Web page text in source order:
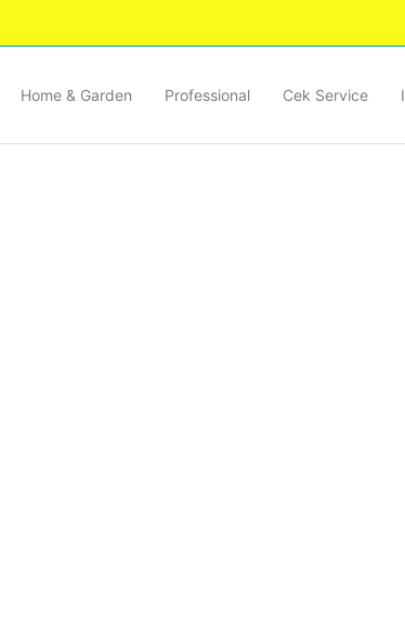
Home & Garden Professional Cek Service